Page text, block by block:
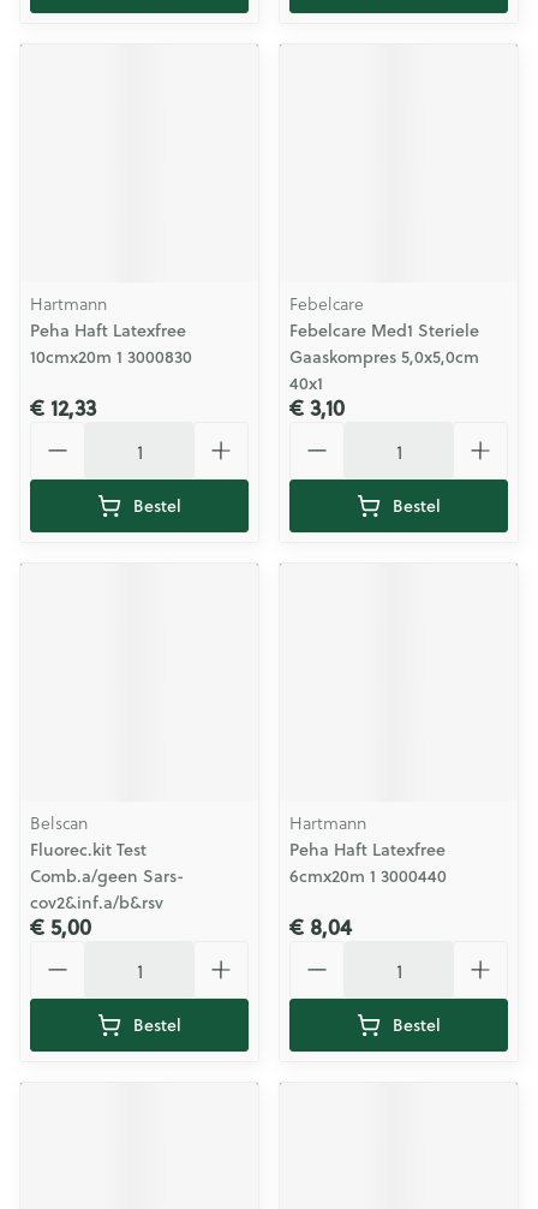
Hartmann
Peha Haft Latexfree
10cmx20m 1 3000830
€ 12,33
Bestel
Febelcare
Febelcare Med1 Steriele
Gaaskompres 5,0x5,0cm
40x1
€ 3,10
Bestel
Belscan
Fluorec.kit Test
Comb.a/geen Sars-
cov2&inf.a/b&rsv
€ 5,00
Bestel
Hartmann
Peha Haft Latexfree
6cmx20m 1 3000440
€ 8,04
Bestel